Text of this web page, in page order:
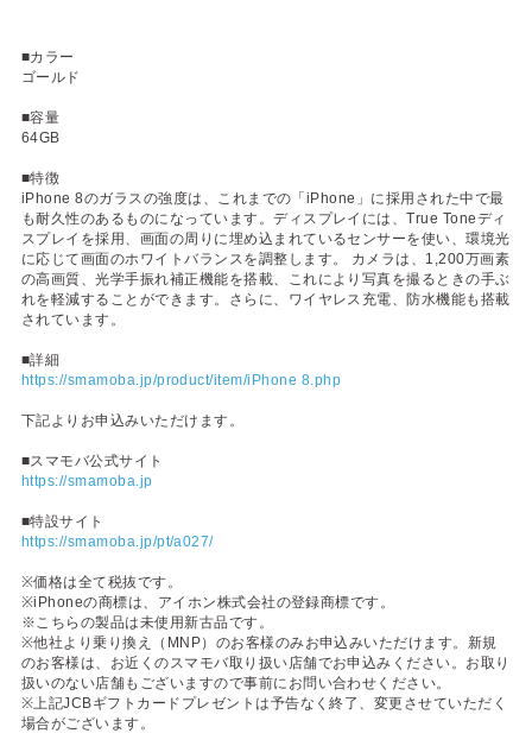
■カラー
ゴールド
■容量
64GB
■特徴
iPhone 8のガラスの強度は、これまでの「iPhone」に採用された中で最
も耐久性のあるものになっています。ディスプレイには、True Toneディ
スプレイを採用、画面の周りに埋め込まれているセンサーを使い、環境光
に応じて画面のホワイトバランスを調整します。 カメラは、1,200万画素
の高画質、光学手振れ補正機能を搭載、これにより写真を撮るときの手ぶ
れを軽減することができます。さらに、ワイヤレス充電、防水機能も搭載
されています。
■詳細
https://smamoba.jp/product/item/iPhone 8.php
下記よりお申込みいただけます。
■スマモバ公式サイト
https://smamoba.jp
■特設サイト
https://smamoba.jp/pt/a027/
※価格は全て税抜です。
※iPhoneの商標は、アイホン株式会社の登録商標です。
※こちらの製品は未使用新古品です。
※他社より乗り換え（MNP）のお客様のみお申込みいただけます。新規
のお客様は、お近くのスマモバ取り扱い店舗でお申込みください。お取り
扱いのない店舗もございますので事前にお問い合わせください。
※上記JCBギフトカードプレゼントは予告なく終了、変更させていただく
場合がございます。